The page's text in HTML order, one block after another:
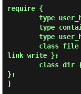
require {
link write };
};
}